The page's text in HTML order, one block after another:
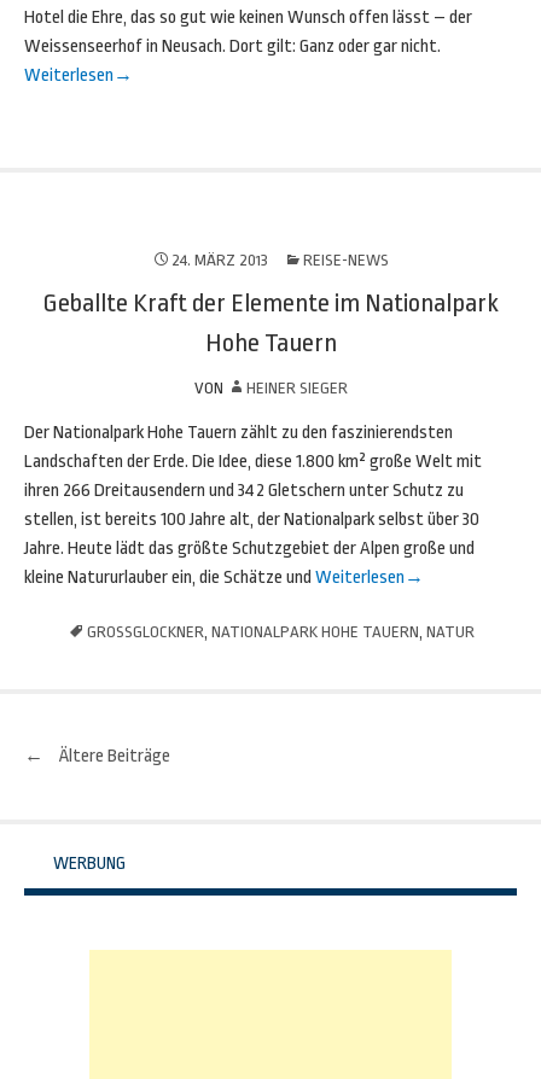
Hotel die Ehre, das so gut wie keinen Wunsch offen lässt – der
Weissenseerhof in Neusach. Dort gilt: Ganz oder gar nicht.
Weiterlesen →
24. MÄRZ 2013 REISE-NEWS
Geballte Kraft der Elemente im Nationalpark
Hohe Tauern
VON HEINER SIEGER
Der Nationalpark Hohe Tauern zählt zu den faszinierendsten
Landschaften der Erde. Die Idee, diese 1.800 km² große Welt mit
ihren 266 Dreitausendern und 342 Gletschern unter Schutz zu
stellen, ist bereits 100 Jahre alt, der Nationalpark selbst über 30
Jahre. Heute lädt das größte Schutzgebiet der Alpen große und
kleine Natururlauber ein, die Schätze und Weiterlesen →
GROSSGLOCKNER , NATIONALPARK HOHE TAUERN, NATUR
Beitrags-
← Ältere Beiträge
WERBUNG